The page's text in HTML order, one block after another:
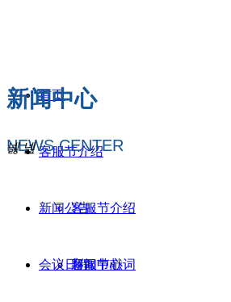
首页
客服节介绍
客服节介绍
客服节献词
新闻公告
新闻中心
会议日程
新闻中心
NEWS CENTER
넳 넲